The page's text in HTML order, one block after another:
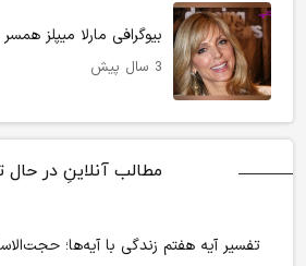
بیوگرافی مارلا میپلز
3 سال پیش
مطالب آنلاینِ در حال
تفسیر آیه هفتم زندگی با آیه‌ها؛